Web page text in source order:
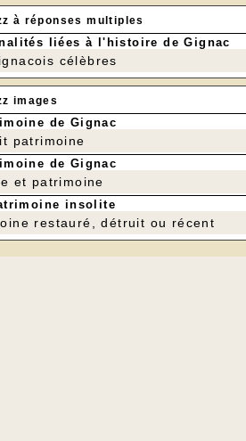
à réponses multiples
liées à l'histoire de Gignac
célèbres
images
de Gignac
patrimoine
de Gignac
et patrimoine
insolite
restauré, détruit ou récent